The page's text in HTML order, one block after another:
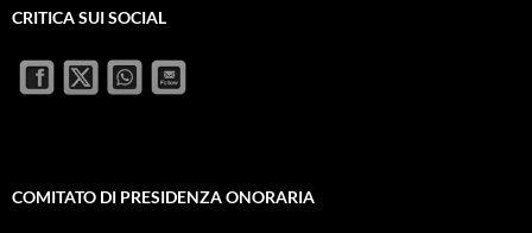
CRITICA SUI SOCIAL
COMITATO DI PRESIDENZA ONORARIA